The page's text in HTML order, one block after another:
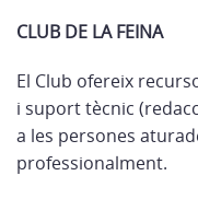
CLUB DE LA FEINA
El Club ofereix
i suport tècnic
a les persones
professionalment.